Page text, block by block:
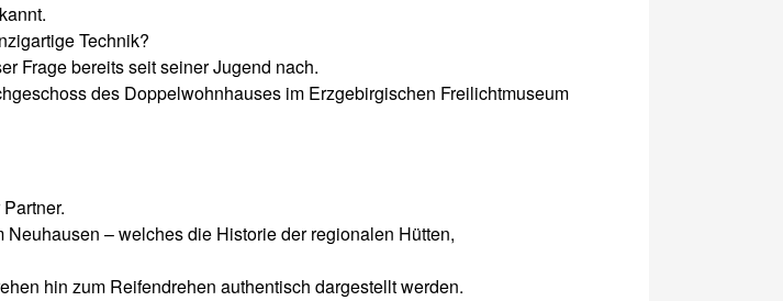
Technik?
Frage bereits seit seiner Jugend nach.
des Doppelwohnhauses im Erzgebirgischen Freilichtmuseum
– welches die Historie der regionalen Hütten,
hin zum Reifendrehen authentisch dargestellt werden.